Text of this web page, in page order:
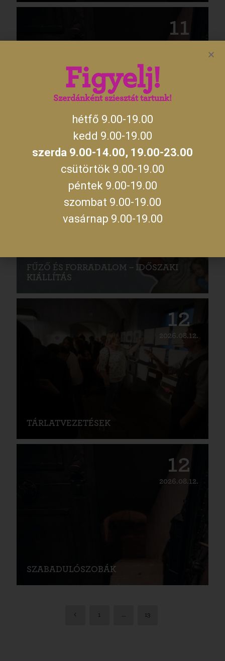
11
SZABADULÓSZOBÁK
FŰZŐ ÉS FORRADALOM – IDŐSZAKI
KIÁLLÍTÁS
12
2026.08.12.
TÁRLATVEZETÉSEK
12
2026.08.12.
SZABADULÓSZOBÁK
1 13
Figyelj!
Szerdánként sziesztát tartunk!
hétfő 9.00-19.00
kedd 9.00-19.00
szerda 9.00-14.00, 19.00-23.00
csütörtök 9.00-19.00
péntek 9.00-19.00
szombat 9.00-19.00
vasárnap 9.00-19.00